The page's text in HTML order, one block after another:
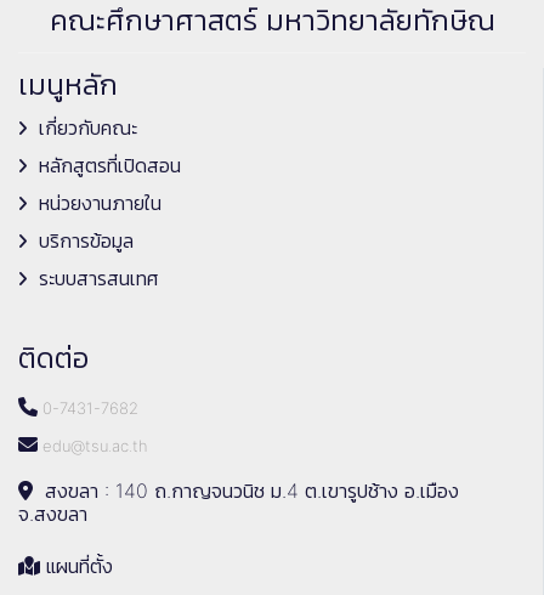
คณะศึกษาศาสตร์ มหาวิทยาลัยทักษิณ
เมนูหลัก
เกี่ยวกับคณะ
หลักสูตรที่เปิดสอน
หน่วยงานภายใน
บริการข้อมูล
ระบบสารสนเทศ
ติดต่อ
0-7431-7682
edu@tsu.ac.th
สงขลา : 140 ถ.กาญจนวนิช ม.4 ต.เขารูปช้าง อ.เมือง
จ.สงขลา
แผนที่ตั้ง